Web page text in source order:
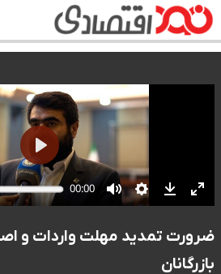
ضرورت تمدید مهلت واردات و
بازرگانان